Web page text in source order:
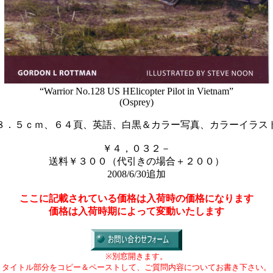
“Warrior No.128 US HElicopter Pilot in Vietnam”
(Osprey)
．５ｃｍ、６４頁、英語、白黒＆カラー写真、カラーイラス
￥４，０３２－
送料￥３００（代引きの場合＋２００）
2008/6/30追加
ここに記載されている価格は入荷時の価格になります
価格は入荷時期によって変動いたします
※別窓開きます。
タイトル部分をコピー＆ペーストして、ご質問内容についてお書き下さい。